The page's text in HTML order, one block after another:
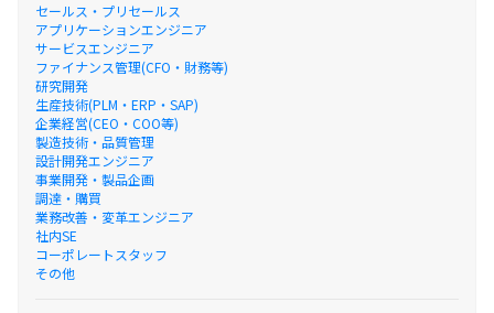
セールス・プリセールス
アプリケーションエンジニア
サービスエンジニア
ファイナンス管理(CFO・財務等)
研究開発
生産技術(PLM・ERP・SAP)
企業経営(CEO・COO等)
製造技術・品質管理
設計開発エンジニア
事業開発・製品企画
調達・購買
業務改善・変革エンジニア
社内SE
コーポレートスタッフ
その他